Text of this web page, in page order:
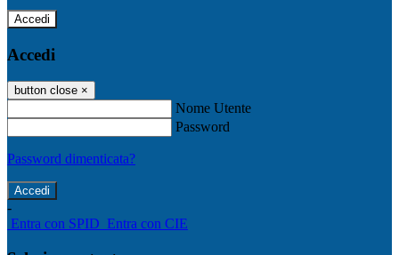
Accedi
Accedi
button close ×
Nome Utente
Password
Password dimenticata?
-
Entra con SPID Entra con CIE